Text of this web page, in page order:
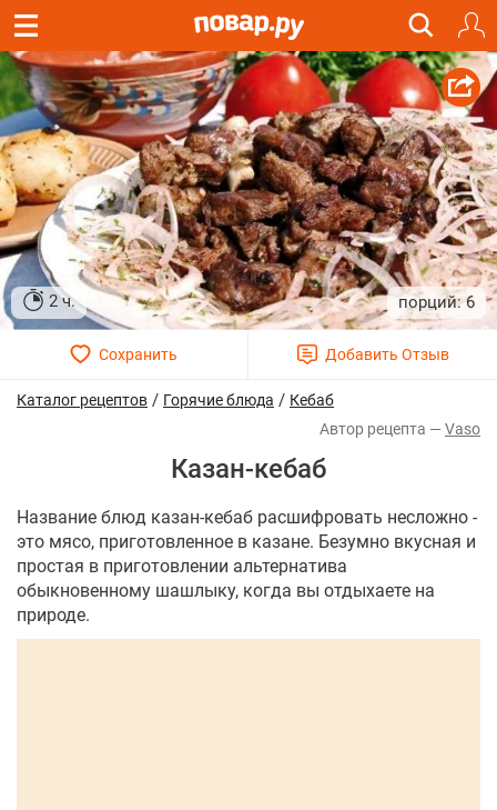
2 ч. 6
Каталог рецептов / Горячие блюда / Кебаб
Vaso
Казан-кебаб
Название блюд казан-кебаб расшифровать несложно -
это мясо, приготовленное в казане. Безумно вкусная и
простая в приготовлении альтернатива
обыкновенному шашлыку, когда вы отдыхаете на
природе.